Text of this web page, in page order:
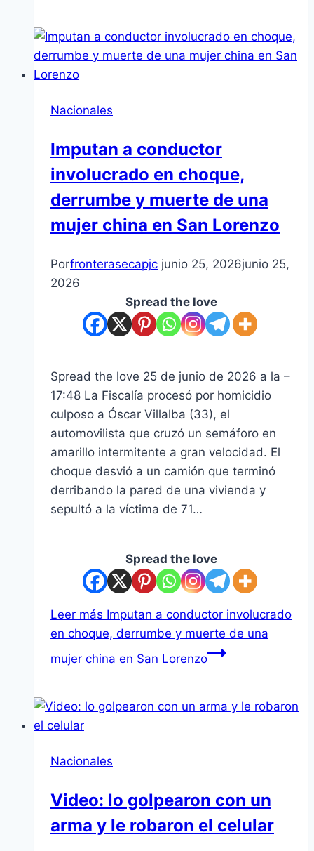
Nacionales
Imputan a conductor
involucrado en choque,
derrumbe y muerte de una
mujer china en San Lorenzo
Porfronterasecapjc junio 25, 2026junio 25,
2026
Spread the love
Spread the love 25 de junio de 2026 a la –
17:48 La Fiscalía procesó por homicidio
culposo a Óscar Villalba (33), el
automovilista que cruzó un semáforo en
amarillo intermitente a gran velocidad. El
choque desvió a un camión que terminó
derribando la pared de una vivienda y
sepultó a la víctima de 71…
Spread the love
Leer más Imputan a conductor involucrado
en choque, derrumbe y muerte de una
mujer china en San Lorenzo
Nacionales
Video: lo golpearon con un
arma y le robaron el celular